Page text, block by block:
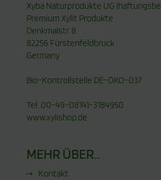
Xyba Naturprodukte UG
Premium Xylit Produkte
Denkmalstr. 8
82256 Fürstenfeldbruck
Germany
Bio-Kontrollstelle DE-ÖKO-037
Tel: 00-49-08141-3184950
www.xylishop.de
MEHR ÜBER...
Kontakt